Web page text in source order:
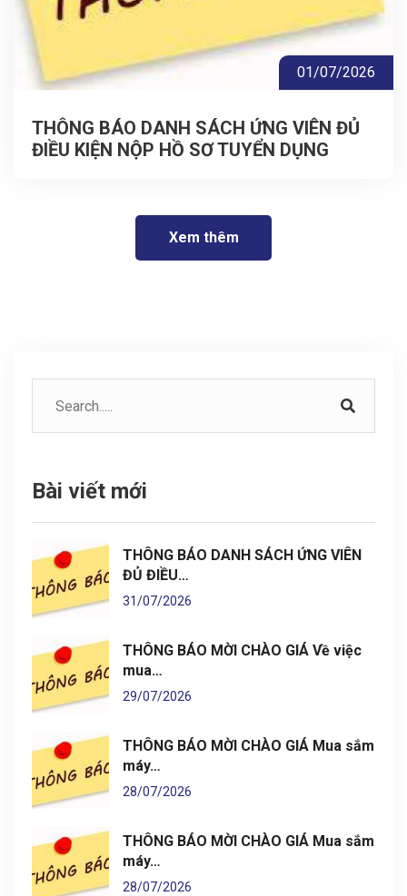
01/07/2026
THÔNG BÁO DANH SÁCH ỨNG VIÊN ĐỦ
ĐIỀU KIỆN NỘP HỒ SƠ TUYỂN DỤNG
Xem thêm
Bài viết mới
THÔNG BÁO DANH SÁCH ỨNG VIÊN
ĐỦ ĐIỀU…
31/07/2026
THÔNG BÁO MỜI CHÀO GIÁ Về việc
mua…
29/07/2026
THÔNG BÁO MỜI CHÀO GIÁ Mua sắm
máy…
28/07/2026
THÔNG BÁO MỜI CHÀO GIÁ Mua sắm
máy…
28/07/2026